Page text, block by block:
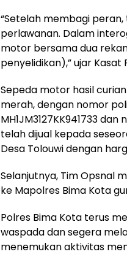
“Setelah membagi
perlawanan. Dalam
motor bersama dua
penyelidikan),” ujar Kasat
Sepeda motor hasil
merah, dengan nomor
MH1JM3127KK941733
telah dijual kepada
Desa Tolouwi dengan
Selanjutnya, Tim Opsnal
ke Mapolres Bima Kota
Polres Bima Kota terus
waspada dan segera
menemukan aktivitas